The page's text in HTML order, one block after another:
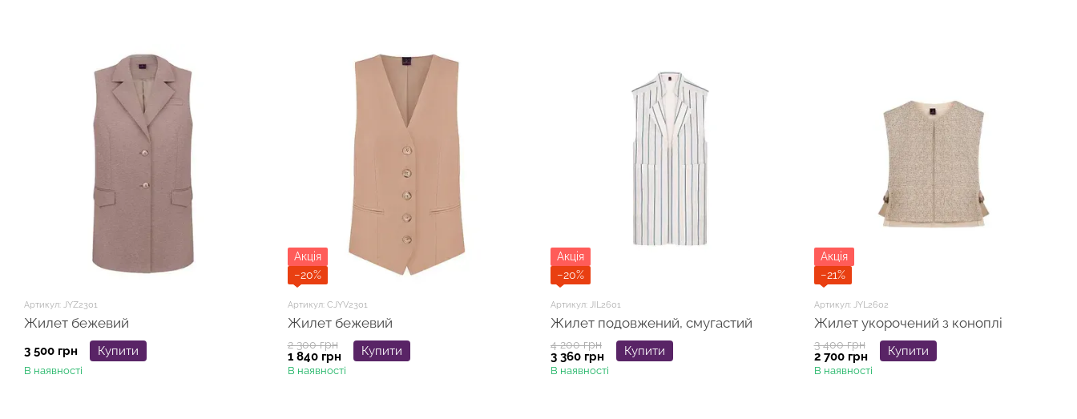
Артикул: JYZ2301
Жилет бежевий
3 500 грн Купити
В наявності
Акція
−20%
Артикул: CJYV2301
Жилет бежевий
2 300 грн
1 840 грн Купити
В наявності
Акція
−20%
Артикул: JIL2601
Жилет подовжений, смугастий
4 200 грн
3 360 грн Купити
В наявності
Акція
−21%
Артикул: JYL2602
Жилет укорочений з коноплі
3 400 грн
2 700 грн Купити
В наявності